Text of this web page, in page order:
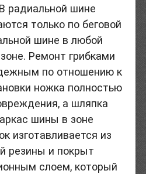
радиальной шине
только по беговой
шине в любой
Ремонт грибками
по отношению к
ножка полностью
а шляпка
шины в зоне
изготавливается из
резины и покрыт
слоем, который